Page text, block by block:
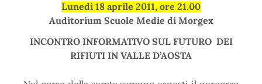
Lunedì 18 aprile 2011, ore 21.00
Auditorium Scuole Medie di Morgex
INCONTRO INFORMATIVO SUL FUTURO DEI
RIFIUTI IN VALLE D’AOSTA